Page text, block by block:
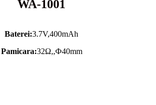
WA-1001
Baterei:3.7V,400mAh
Pamicara:32Ω,,Ф40mm